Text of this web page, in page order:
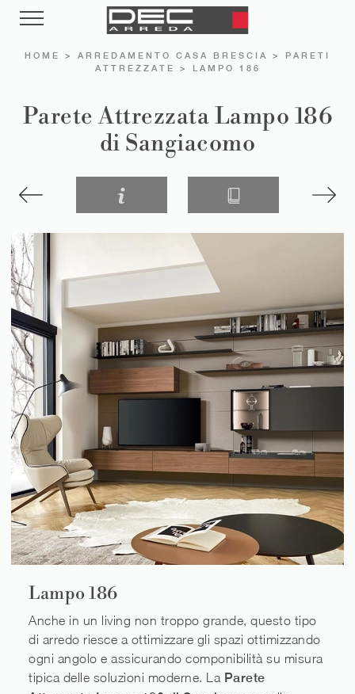
HOME > ARREDAMENTO CASA BRESCIA > PARETI
ATTREZZATE
> LAMPO 186
Parete Attrezzata Lampo 186
di Sangiacomo
Lampo 186
Anche in un living non troppo grande, questo tipo
di arredo riesce a ottimizzare gli spazi ottimizzando
ogni angolo e assicurando componibilità su misura
tipica delle soluzioni moderne. La Parete